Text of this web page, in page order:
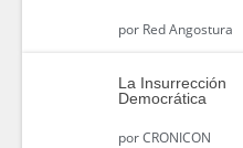
porRed Angostura
La Insurrección
Democrática
porCRONICON